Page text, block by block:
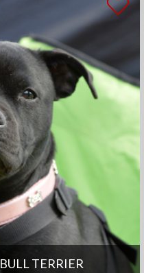
GOD TIL ÆLDRE
JAGTHUND
GØR SJÆLDENT
TERRIER